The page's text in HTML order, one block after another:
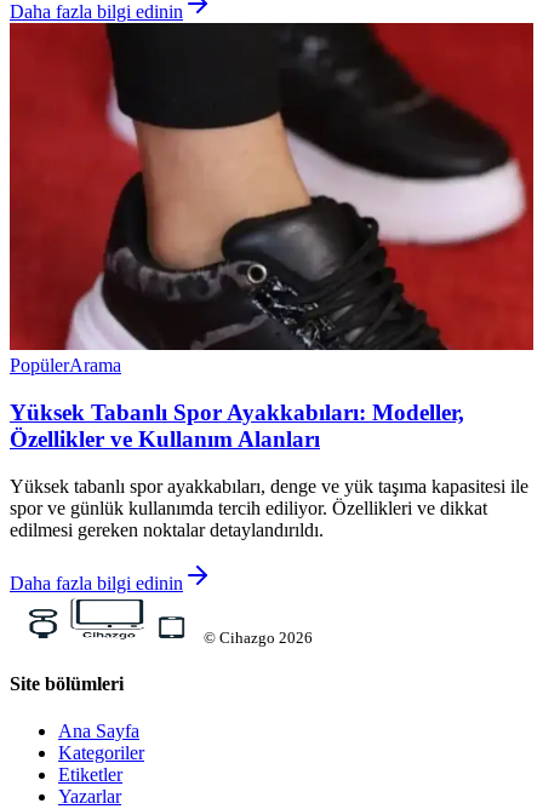
Daha fazla bilgi edinin
PopülerArama
Yüksek Tabanlı Spor Ayakkabıları: Modeller,
Özellikler ve Kullanım Alanları
Yüksek tabanlı spor ayakkabıları, denge ve yük taşıma kapasitesi ile
spor ve günlük kullanımda tercih ediliyor. Özellikleri ve dikkat
edilmesi gereken noktalar detaylandırıldı.
Daha fazla bilgi edinin
© Cihazgo 2026
Site bölümleri
Ana Sayfa
Kategoriler
Etiketler
Yazarlar